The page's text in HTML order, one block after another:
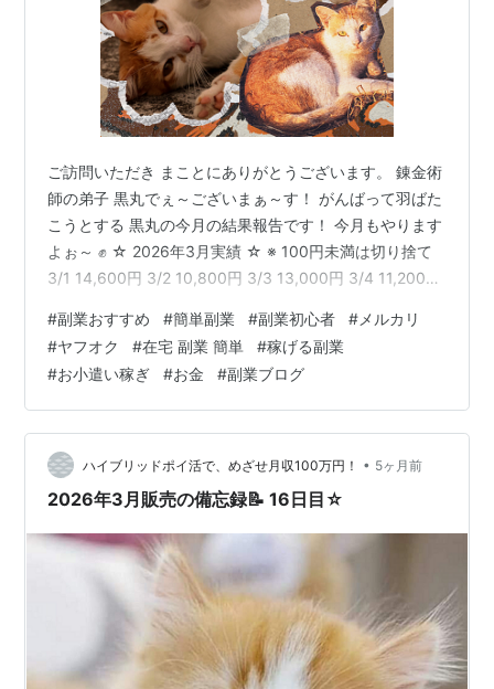
ご訪問いただき まことにありがとうございます。 錬金術
師の弟子 黒丸でぇ～ございまぁ～す！ がんばって羽ばた
こうとする 黒丸の今月の結果報告です！ 今月もやります
よぉ～ ✊ ☆ 2026年3月実績 ☆ ※ 100円未満は切り捨て
3/1 14,600円 3/2 10,800円 3/3 13,000円 3/4 11,200円
3/9 13,200円 3/10 11,500円 3/11 7,600円 3/12 11,700
円 3/13 8,300円 3/14 14,500円 3/15 13,700円 3/…
#副業おすすめ #簡単副業 #副業初心者 # メルカリ
#ヤフオク #在宅 副業 簡単 #稼げる副業
#お小遣い稼ぎ #お金 #副業ブログ
ハイブリッドポイ活で、めざせ月収100万円！ • 5ヶ月前
2026年3月販売の備忘録📝 16日目☆